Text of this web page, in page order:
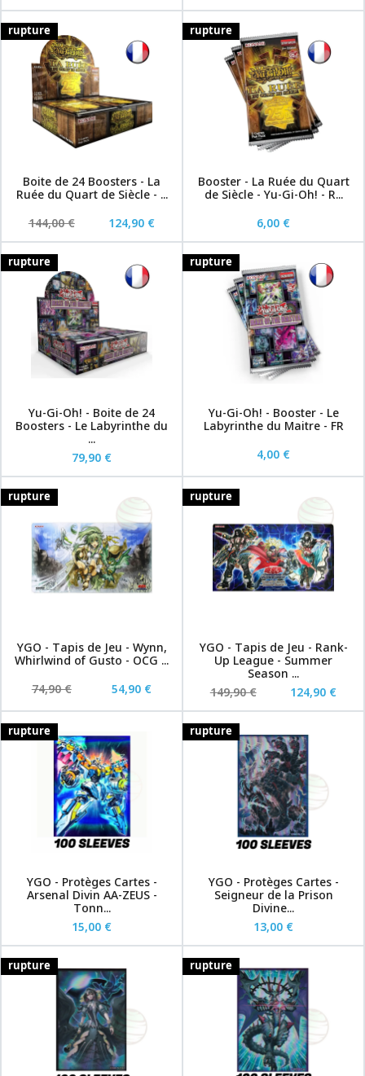
rupture
Boite de 24 Boosters - La
Ruée du Quart de Siècle - ...
144,00 €
124,90 €
rupture
Booster - La Ruée du Quart
de Siècle - Yu-Gi-Oh! - R...
6,00 €
rupture
Yu-Gi-Oh! - Boite de 24
Boosters - Le Labyrinthe du
...
79,90 €
rupture
Yu-Gi-Oh! - Booster - Le
Labyrinthe du Maitre - FR
4,00 €
rupture
YGO - Tapis de Jeu - Wynn,
Whirlwind of Gusto - OCG ...
74,90 €
54,90 €
rupture
YGO - Tapis de Jeu - Rank-
Up League - Summer
Season ...
149,90 €
124,90 €
rupture
YGO - Protèges Cartes -
Arsenal Divin AA-ZEUS -
Tonn...
15,00 €
rupture
YGO - Protèges Cartes -
Seigneur de la Prison
Divine...
13,00 €
rupture rupture